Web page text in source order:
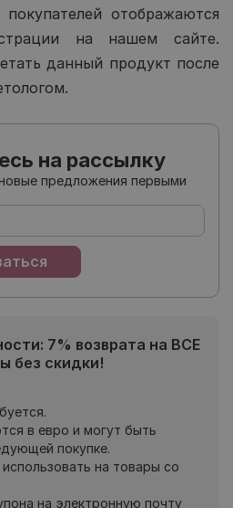
отображаются
на нашем сайте.
данный продукт после
на рассылку
предложения первыми
7% возврата на ВСЕ
без скидки!
в евро и могут быть
покупке.
на товары со
на электронную почту